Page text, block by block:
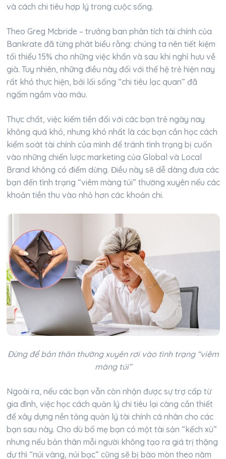
và cách chi tiêu hợp lý trong cuộc sống.
Theo Greg Mcbride – trưởng ban phân tích tài chính của
Bankrate đã từng phát biểu rằng: chúng ta nên tiết kiệm
tối thiểu 15% cho những việc khẩn và sau khi nghỉ hưu về
già. Tuy nhiên, những điều này đối với thế hệ trẻ hiện nay
rất khó thực hiện, bởi lối sống “chi tiêu lạc quan” đã
ngấm ngầm vào máu.
Thực chất, việc kiếm tiền đối với các bạn trẻ ngày nay
không quá khó, nhưng khó nhất là các bạn cần học cách
kiểm soát tài chính của mình để tránh tình trạng bị cuốn
vào những chiến lược marketing của Global và Local
Brand không có điểm dừng. Điều này sẽ dễ dàng đưa các
bạn đến tình trạng “viêm màng túi” thường xuyên nếu các
khoản tiền thu vào nhỏ hơn các khoản chi.
Đừng để bản thân thường xuyên rơi vào tình trạng “viêm
màng túi”
Ngoài ra, nếu các bạn vẫn còn nhận được sự trợ cấp từ
gia đình, việc học cách quản lý chi tiêu lại càng cần thiết
để xây dựng nền tảng quản lý tài chính cá nhân cho các
bạn sau này. Cho dù bố mẹ bạn có một tài sản “kếch xù”
nhưng nếu bản thân mỗi người không tạo ra giá trị thặng
dư thì “núi vàng, núi bạc” cũng sẽ bị bào mòn theo năm